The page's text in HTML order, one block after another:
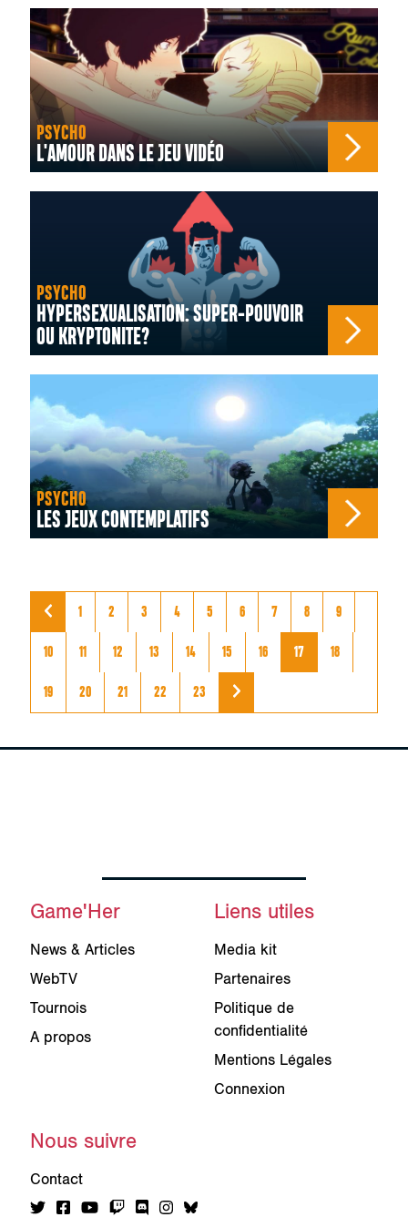
PSYCHO
L'AMOUR DANS LE JEU VIDÉO
PSYCHO
HYPERSEXUALISATION: SUPER-POUVOIR
OU KRYPTONITE?
PSYCHO
LES JEUX CONTEMPLATIFS
1 2 3 4 5 6 7 8 9
10 11 12 13 14 15 16 17 18
19 20 21 22 23
Game'Her
News & Articles
WebTV
Tournois
A propos
Liens utiles
Media kit
Partenaires
Politique de
confidentialité
Mentions Légales
Connexion
Nous suivre
Contact